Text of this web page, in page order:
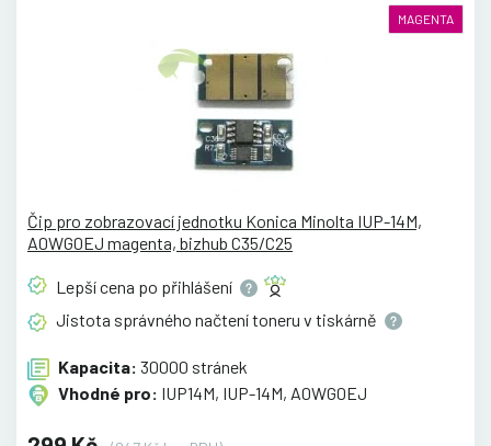
MAGENTA
Čip pro zobrazovací jednotku Konica Minolta IUP-14M,
A0WG0EJ magenta, bizhub C35/C25
Lepší cena po přihlášení
Jistota správného načtení toneru v tiskárně
Kapacita: 30000 stránek
Vhodné pro: IUP14M, IUP-14M, A0WG0EJ